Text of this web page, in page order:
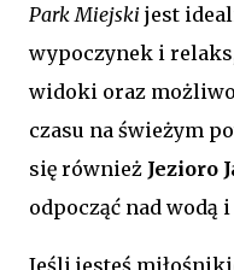
Park Miejski jest
wypoczynek i
widoki oraz
czasu na świeżym
się również Jezioro
odpocząć nad wodą
Jeśli jesteś